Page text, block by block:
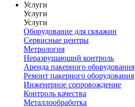
Услуги
Услуги
Услуги
Оборудование для скважин
Сервисные центры
Метрология
Неразрушающий контроль
Аренда пакерного оборудования
Ремонт пакерного оборудования
Инженерное сопровождение
Контроль качества
Металлообработка